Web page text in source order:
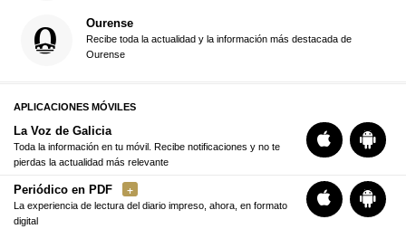
Ourense
Recibe toda la actualidad y la información más destacada de
Ourense
APLICACIONES MÓVILES
La Voz de Galicia
Toda la información en tu móvil. Recibe notificaciones y no te
pierdas la actualidad más relevante
Periódico en PDF
La experiencia de lectura del diario impreso, ahora, en formato
digital